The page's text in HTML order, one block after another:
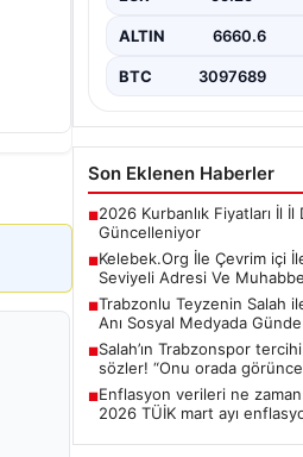
ALTIN 6660.6
BTC 3097689
Son Eklenen Haberler
■2026 Kurbanlık Fiyatları İl İl
Güncelleniyor
■Kelebek.Org İle Çevrim içi
Seviyeli Adresi Ve
■Trabzonlu Teyzenin Salah
Anı Sosyal Medyada
■Salah’ın Trabzonspor
sözler! “Onu orada
■Enflasyon verileri ne zaman
2026 TÜİK mart ayı